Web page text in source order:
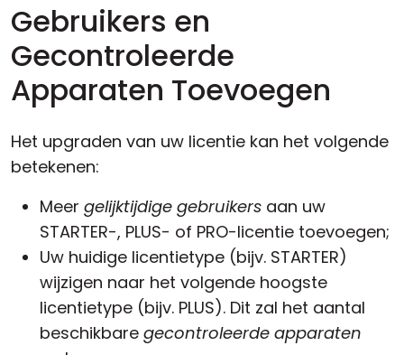
Gebruikers en
Gecontroleerde
Apparaten Toevoegen
Het upgraden van uw licentie kan het volgende
betekenen:
Meer gelijktijdige gebruikers aan uw
STARTER-, PLUS- of PRO-licentie toevoegen;
Uw huidige licentietype (bijv. STARTER)
wijzigen naar het volgende hoogste
licentietype (bijv. PLUS). Dit zal het aantal
beschikbare gecontroleerde apparaten